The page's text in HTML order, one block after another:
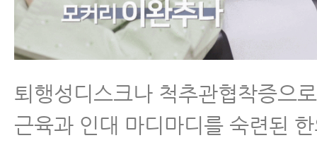
퇴행성디스크나 척추관협착증으
근육과 인대 마디마디를 숙련된